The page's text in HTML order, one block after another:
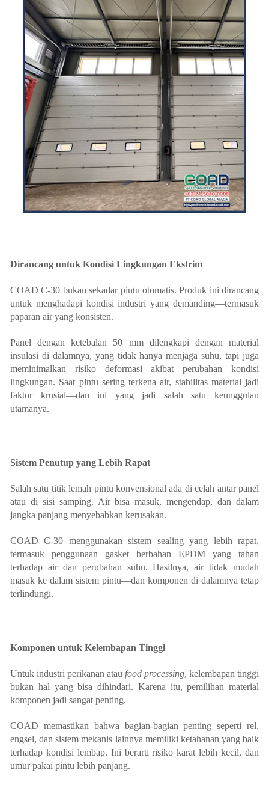
Dirancang untuk Kondisi Lingkungan Ekstrim
COAD C-30 bukan sekadar pintu otomatis. Produk ini dirancang
untuk menghadapi kondisi industri yang demanding—termasuk
paparan air yang konsisten.
Panel dengan ketebalan 50 mm dilengkapi dengan material
insulasi di dalamnya, yang tidak hanya menjaga suhu, tapi juga
meminimalkan risiko deformasi akibat perubahan kondisi
lingkungan. Saat pintu sering terkena air, stabilitas material jadi
faktor krusial—dan ini yang jadi salah satu keunggulan
utamanya.
Sistem Penutup yang Lebih Rapat
Salah satu titik lemah pintu konvensional ada di celah antar panel
atau di sisi samping. Air bisa masuk, mengendap, dan dalam
jangka panjang menyebabkan kerusakan.
COAD C-30 menggunakan sistem sealing yang lebih rapat,
termasuk penggunaan gasket berbahan EPDM yang tahan
terhadap air dan perubahan suhu. Hasilnya, air tidak mudah
masuk ke dalam sistem pintu—dan komponen di dalamnya tetap
terlindungi.
Komponen untuk Kelembapan Tinggi
Untuk industri perikanan atau food processing, kelembapan tinggi
bukan hal yang bisa dihindari. Karena itu, pemilihan material
komponen jadi sangat penting.
COAD memastikan bahwa bagian-bagian penting seperti rel,
engsel, dan sistem mekanis lainnya memiliki ketahanan yang baik
terhadap kondisi lembap. Ini berarti risiko karat lebih kecil, dan
umur pakai pintu lebih panjang.